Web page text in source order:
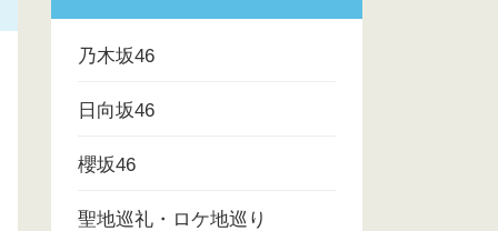
乃木坂46
日向坂46
櫻坂46
聖地巡礼・ロケ地巡り